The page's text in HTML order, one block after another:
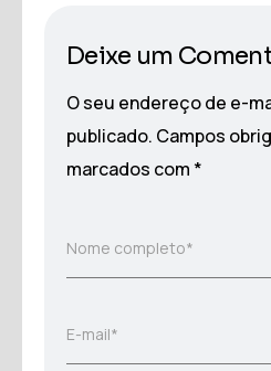
Deixe um
O seu endereço de e-
publicado. Campos
marcados com *
Nome completo*
E-mail*